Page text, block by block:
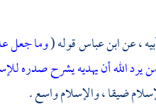
، عنابن عباسقوله (وما جعل
يرد الله أن يهديه يشرح صدره
ضيقا ، والإسلام واسع .